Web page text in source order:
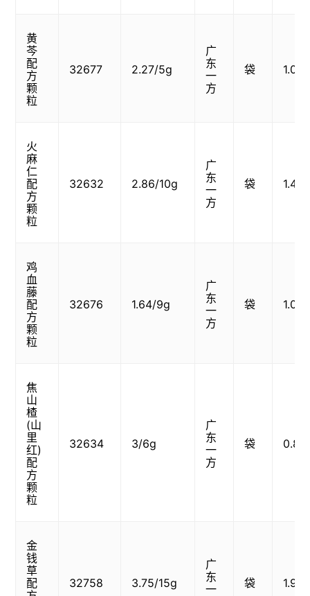
黄
芩
配
方
颗
粒
32677 2.27/5g
广
东
一
方
袋 1.01
火
麻
仁
配
方
颗
粒
32632 2.86/10g
广
东
一
方
袋 1.43
鸡
血
藤
配
方
颗
粒
32676 1.64/9g
广
东
一
方
袋 1.05
焦
山
楂
(山
里
红)
配
方
颗
粒
32634 3/6g
广
东
一
方
袋 0.80
金
钱
草
配
32758 3.75/15g
广
东
一
袋 1.93